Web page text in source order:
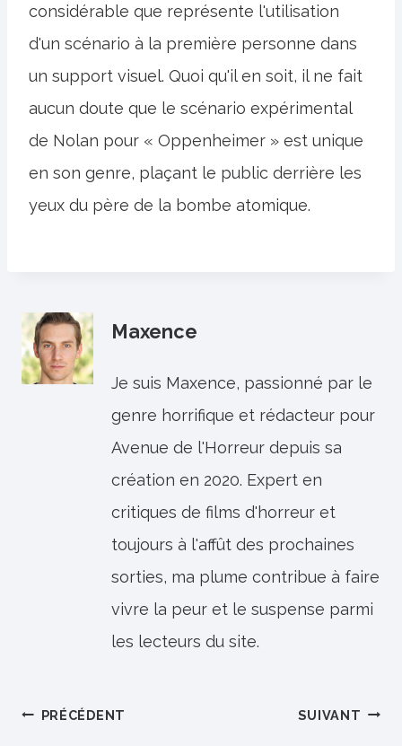
considérable que représente l'utilisation
d'un scénario à la première personne dans
un support visuel. Quoi qu'il en soit, il ne fait
aucun doute que le scénario expérimental
de Nolan pour « Oppenheimer » est unique
en son genre, plaçant le public derrière les
yeux du père de la bombe atomique.
Maxence
Je suis Maxence, passionné par le
genre horrifique et rédacteur pour
Avenue de l'Horreur depuis sa
création en 2020. Expert en
critiques de films d'horreur et
toujours à l'affût des prochaines
sorties, ma plume contribue à faire
vivre la peur et le suspense parmi
les lecteurs du site.
Navigation
PRÉCÉDENT SUIVANT